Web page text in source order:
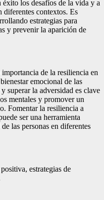
éxito los desafíos de la vida y a
diferentes contextos. Es
estrategias para
y prevenir la aparición de
de la resiliencia en
emocional de las
superar la adversidad es clave
mentales y promover un
Fomentar la resiliencia a
ser una herramienta
las personas en diferentes
estrategias de